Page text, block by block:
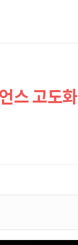
스 고도화